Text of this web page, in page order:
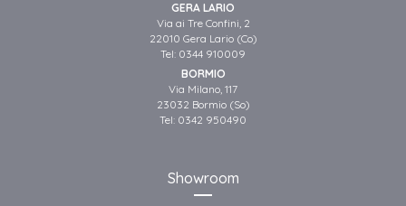
GERA LARIO
Via ai Tre Confini, 2
22010 Gera Lario (Co)
Tel: 0344 910009
BORMIO
Via Milano, 117
23032 Bormio (So)
Tel: 0342 950490
Showroom